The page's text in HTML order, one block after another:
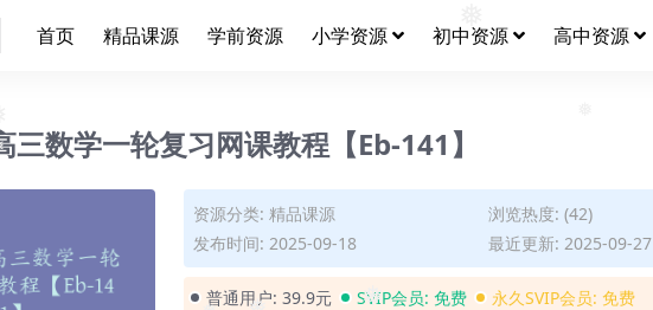
❅
首页 精品课源 学前资源 小学资源 初中资源 高中资源
三数学一轮复习网课教程【Eb-141】
资源分类: 精品课源
浏览热度: (42)
发布时间: 2025-09-18
最近更新: 2025-09-27
普通用户: 39.9元 SVIP会员: 免费 永久SVIP会员: 免费